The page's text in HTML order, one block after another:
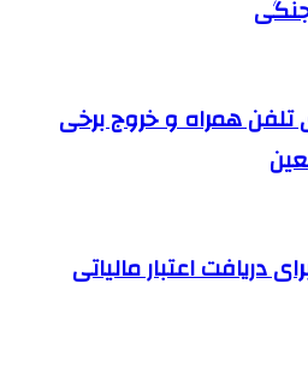
همراه و خروج برخی
دریافت اعتبار مالیاتی